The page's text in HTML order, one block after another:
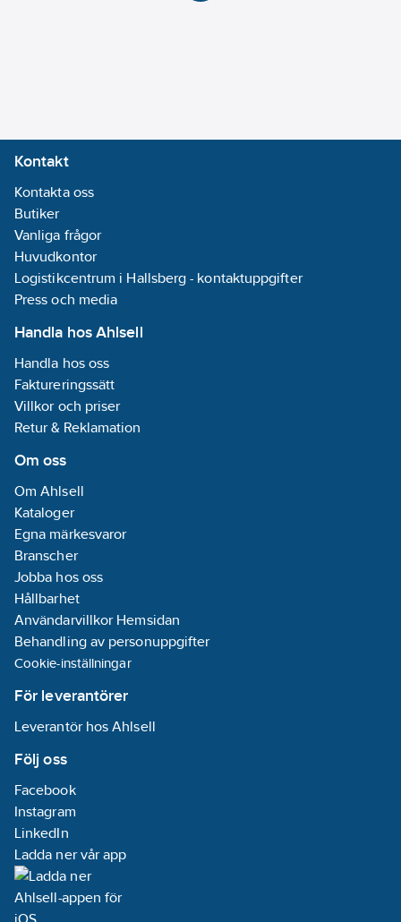
Kontakt
Kontakta oss
Butiker
Vanliga frågor
Huvudkontor
Logistikcentrum i Hallsberg - kontaktuppgifter
Press och media
Handla hos Ahlsell
Handla hos oss
Faktureringssätt
Villkor och priser
Retur & Reklamation
Om oss
Om Ahlsell
Kataloger
Egna märkesvaror
Branscher
Jobba hos oss
Hållbarhet
Användarvillkor Hemsidan
Behandling av personuppgifter
Cookie-inställningar
För leverantörer
Leverantör hos Ahlsell
Följ oss
Facebook
Instagram
LinkedIn
Ladda ner vår app